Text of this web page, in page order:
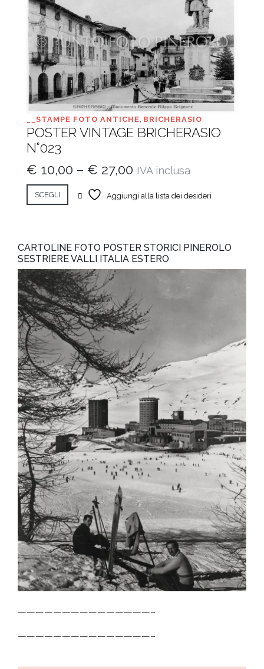
__STAMPE FOTO ANTICHE, BRICHERASIO
POSTER VINTAGE BRICHERASIO
N°023
€ 10,00 – € 27,00 IVA inclusa
SCEGLI Aggiungi alla lista dei desideri
CARTOLINE FOTO POSTER STORICI PINEROLO
SESTRIERE VALLI ITALIA ESTERO
———————————————–
———————————————–